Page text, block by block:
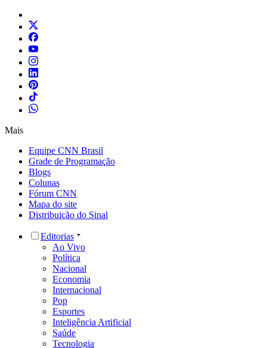
Mais
Equipe CNN Brasil
Grade de Programação
Blogs
Colunas
Fórum CNN
Mapa do site
Distribuição do Sinal
Editorias
Ao Vivo
Política
Nacional
Economia
Internacional
Pop
Esportes
Inteligência Artificial
Saúde
Tecnologia